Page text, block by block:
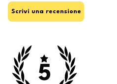
Scrivi una recensione
5